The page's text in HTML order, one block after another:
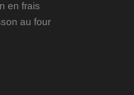
en frais
au four